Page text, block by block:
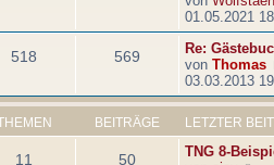
e
i
t
r
a
g
01.05.2021
518 569
Re:
von Thomas
03.03.2013
BEITRÄGE LETZTER
11 50
TNG 8-